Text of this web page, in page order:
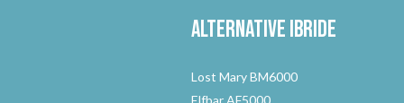
Alternativeibride
Lost Mary BM6000